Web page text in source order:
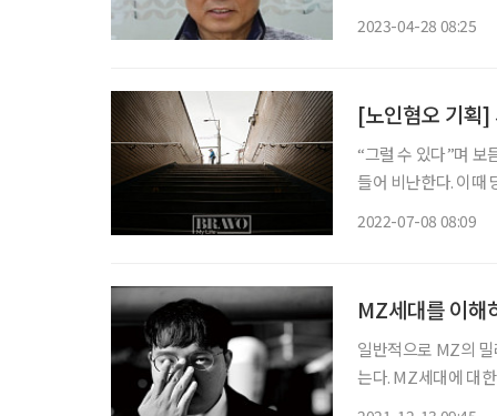
2023-04-28 08:25
[노인혐오 기획]
“그럴 수 있다”며 보
들어 비난한다. 이때
2022-07-08 08:09
MZ세대를 이해
일반적으로 MZ의
는다. MZ세대에 대